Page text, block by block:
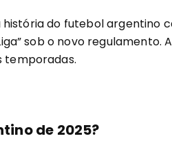
do futebol argentino
sob o novo regulamento.
temporadas.
de 2025?